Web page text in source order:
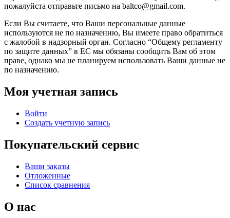
пожалуйста отправьте письмо на baltco@gmail.com.
Если Вы считаете, что Ваши персональные данные
используются не по назначению, Вы имеете право обратиться
с жалобой в надзорный орган. Согласно “Общему регламенту
по защите данных” в ЕС мы обязаны сообщить Вам об этом
праве, однако мы не планируем использовать Ваши данные не
по назначению.
Моя учетная запись
Войти
Создать учетную запись
Покупательский сервис
Ваши заказы
Отложенные
Список сравнения
О нас